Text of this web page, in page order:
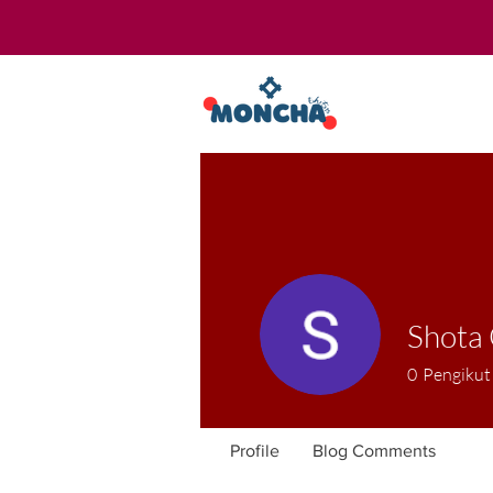
Shota
0 Pengikut
Profile Blog Comments